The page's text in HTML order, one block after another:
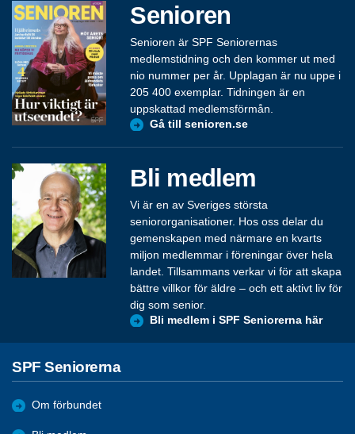
Senioren
Senioren är SPF Seniorernas
medlemstidning och den kommer ut med
nio nummer per år. Upplagan är nu uppe i
205 400 exemplar. Tidningen är en
uppskattad medlemsförmån.
Gå till senioren.se
Bli medlem
Vi är en av Sveriges största
seniororganisationer. Hos oss delar du
gemenskapen med närmare en kvarts
miljon medlemmar i föreningar över hela
landet. Tillsammans verkar vi för att skapa
bättre villkor för äldre – och ett aktivt liv för
dig som senior.
Bli medlem i SPF Seniorerna här
SPF Seniorerna
Om förbundet